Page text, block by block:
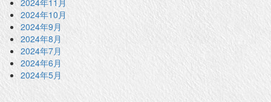
2024年10月
2024年9月
2024年8月
2024年7月
2024年6月
2024年5月